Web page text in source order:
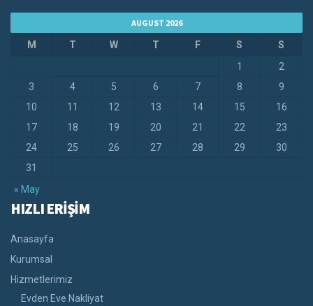
AUGUST 2026
M T W T F S S
« May
1
2
3
4 5 6 7 8
9
10
11 12 13 14 15
16
17
18 19 20 21 22
23
24
25 26 27 28 29
30
31
HIZLI ERİŞİM
Anasayfa
Kurumsal
Hizmetlerimiz
Evden Eve Nakliyat